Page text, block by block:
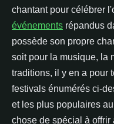
chantant pour célébrer
événements répandus
possède son propre
soit pour la musique, la
traditions, il y en a pour
festivals énumérés ci-
et les plus populaires
chose de spécial à